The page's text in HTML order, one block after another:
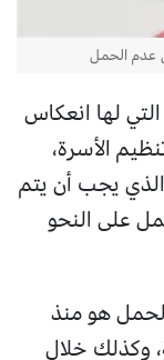
عدم الحمل
لها انعكاس
الأسرة،
يجب أن يتم
على النحو
هو منذ
وكذلك خلال